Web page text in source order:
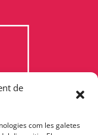
de
com les galetes